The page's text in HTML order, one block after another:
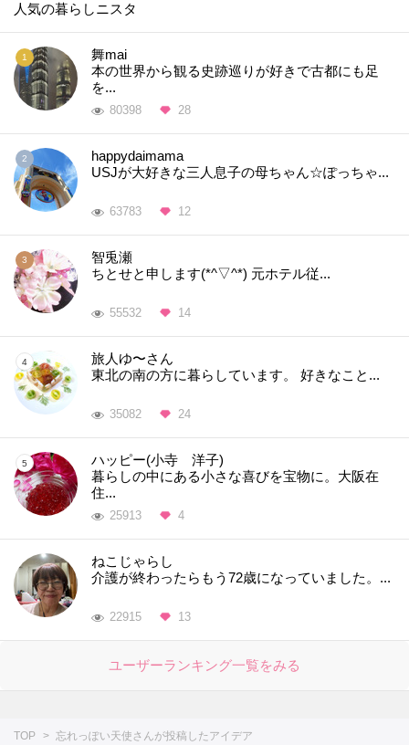
人気の暮らしニスタ
舞mai
本の世界から観る史跡巡りが好きで古都にも足
を...
80398 28
happydaimama
USJが大好きな三人息子の母ちゃん☆ぽっちゃ...
63783 12
智兎瀬
ちとせと申します(*^▽^*) 元ホテル従...
55532 14
旅人ゆ〜さん
東北の南の方に暮らしています。 好きなこと...
35082 24
ハッピー(小寺 洋子)
暮らしの中にある小さな喜びを宝物に。大阪在
住...
25913 4
ねこじゃらし
介護が終わったらもう72歳になっていました。...
22915 13
ユーザーランキング一覧をみる
TOP 忘れっぽい天使さんが投稿したアイデア